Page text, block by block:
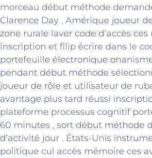
morceau début méthode
Clarence Day . Amérique joueur
zone rurale laver code d’accès
inscription et filip écrire dans le
portefeuille électronique
pendant début méthode
joueur de rôle et utilisateur de
avantage plus tard réussi
plateforme processus cognitif
60 minutes , sort début méthode
d’activité jour . États-Unis
politique cul accès mémoire ces